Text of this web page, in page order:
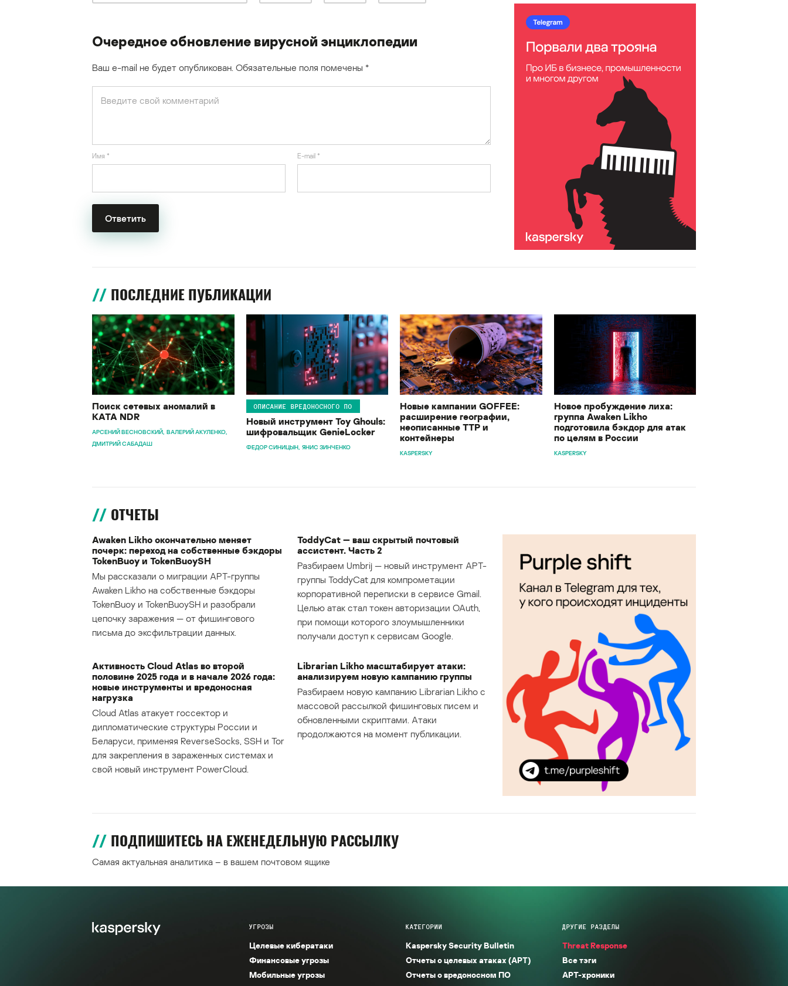
Очередное обновление вирусной энциклопедии
Ваш e-mail не будет опубликован. Обязательные поля помечены *
Имя * E-mail *
ПОСЛЕДНИЕ ПУБЛИКАЦИИ
Поиск сетевых аномалий в
KATA NDR
АРСЕНИЙ ВЕСНОВСКИЙ ВАЛЕРИЙ АКУЛЕНКО
ДМИТРИЙ САБАДАШ
ОПИСАНИЕ ВРЕДОНОСНОГО ПО
Новый инструмент Toy Ghouls:
шифровальщик GenieLocker
ФЕДОР СИНИЦЫН ЯНИС ЗИНЧЕНКО
Новые кампании GOFFEE:
расширение географии,
неописанные TTP и
контейнеры
KASPERSKY
Новое пробуждение лиха:
группа Awaken Likho
подготовила бэкдор для атак
по целям в России
KASPERSKY
ОТЧЕТЫ
Awaken Likho окончательно меняет
почерк: переход на собственные бэкдоры
TokenBuoy и TokenBuoySH
Мы рассказали о миграции APT-группы
Awaken Likho на собственные бэкдоры
TokenBuoy и TokenBuoySH и разобрали
цепочку заражения — от фишингового
письма до эксфильтрации данных.
ToddyCat — ваш скрытый почтовый
ассистент. Часть 2
Разбираем Umbrij — новый инструмент APT-
группы ToddyCat для компрометации
корпоративной переписки в сервисе Gmail.
Целью атак стал токен авторизации OAuth,
при помощи которого злоумышленники
получали доступ к сервисам Google.
Активность Cloud Atlas во второй
половине 2025 года и в начале 2026 года:
новые инструменты и вредоносная
нагрузка
Cloud Atlas атакует госсектор и
дипломатические структуры России и
Беларуси, применяя ReverseSocks, SSH и Tor
для закрепления в зараженных системах и
свой новый инструмент PowerCloud.
Librarian Likho масштабирует атаки:
анализируем новую кампанию группы
Разбираем новую кампанию Librarian Likho с
массовой рассылкой фишинговых писем и
обновленными скриптами. Атаки
продолжаются на момент публикации.
ПОДПИШИТЕСЬ НА ЕЖЕНЕДЕЛЬНУЮ РАССЫЛКУ
Самая актуальная аналитика – в вашем почтовом ящике
УГРОЗЫ
Целевые кибератаки
Финансовые угрозы
Мобильные угрозы
КАТЕГОРИИ
Kaspersky Security Bulletin
Отчеты о целевых атаках (APT)
Отчеты о вредоносном ПО
ДРУГИЕ РАЗДЕЛЫ
Threat Response
Все тэги
APT-хроники